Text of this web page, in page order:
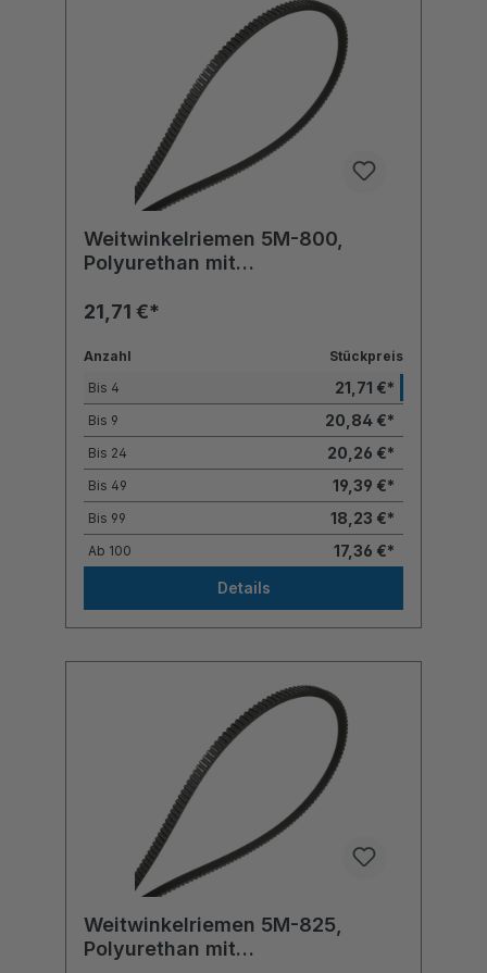
Weitwinkelriemen 5M-800,
Polyurethan mit
21,71 €*
Anzahl
Stückpreis
Bis 4 21,71 €*
Bis 9 20,84 €*
Bis 24 20,26 €*
Bis 49 19,39 €*
Bis 99 18,23 €*
Ab 100
17,36 €*
Details
Weitwinkelriemen 5M-825,
Polyurethan mit